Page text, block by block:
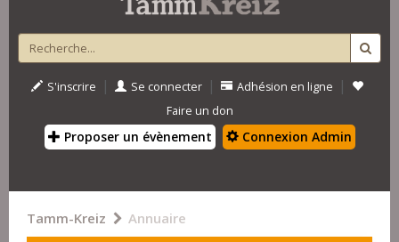
S'inscrire | Se connecter | Adhésion en ligne |
Faire un don
Proposer un évènement Connexion Admin
Tamm-Kreiz Annuaire